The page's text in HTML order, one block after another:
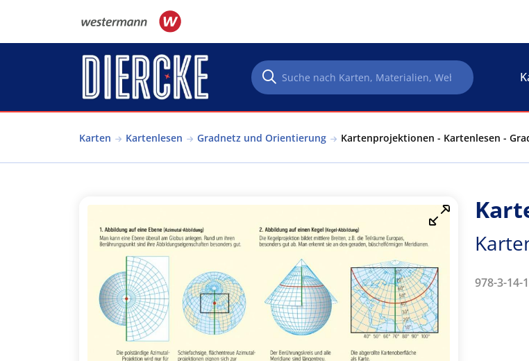
Karten Kartenlesen Gradnetz und Orientierung Kartenprojektionen - Kartenlesen -
978-3-14-